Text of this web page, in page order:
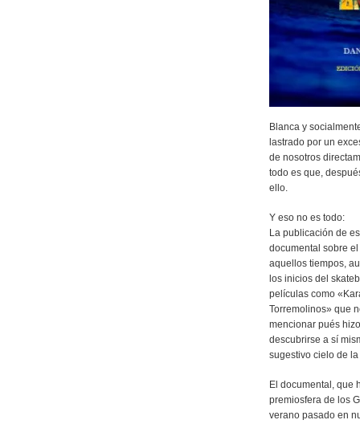
Blanca y
lastrado por un
de nosotros
todo es que,
ello.
Y eso no es todo:
La publicación de
documental sobre
aquellos tiempos,
los inicios del
películas como
Torremolinos» que
mencionar pués
descubrirse a sí
sugestivo cielo de la
El documental, que
premiosfera de los
verano pasado en